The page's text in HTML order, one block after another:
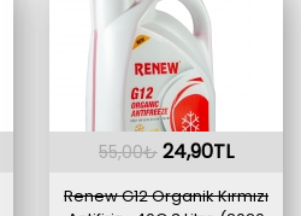
55,00₺ 24,90TL
Renew G12 Organik Kırmızı